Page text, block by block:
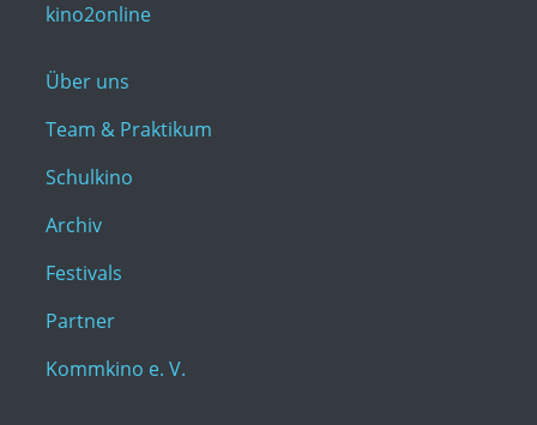
kino2online
Über uns
Team & Praktikum
Schulkino
Archiv
Festivals
Partner
Kommkino e. V.